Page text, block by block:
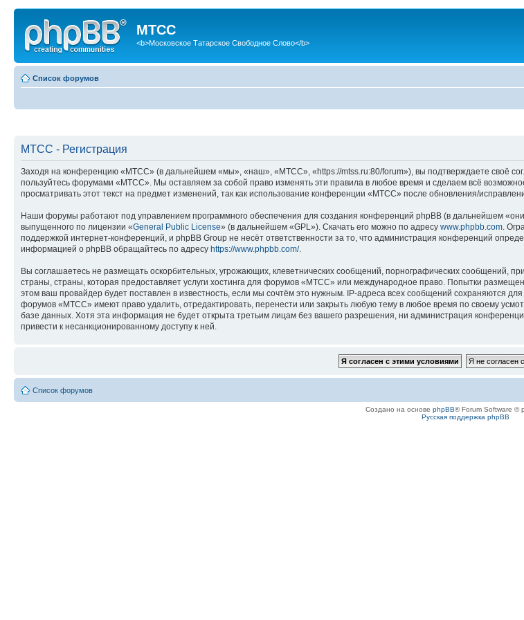
МТСС
<b>Московское Татарское Свободное Слово</b>
Список форумов
МТСС - Регистрация
Заходя на конференцию «МТСС» (в дальнейшем «мы», «наш», «МТСС», «https://mtss.ru:80/forum»), вы подтверждаете своё
пользуйтесь форумами «МТСС». Мы оставляем за собой право изменять эти правила в любое время и сделаем всё
просматривать этот текст на предмет изменений, так как использование конференции «МТСС» после обновления/
Наши форумы работают под управлением программного обеспечения для создания конференций phpBB (в дальнейшем
выпущенного по лицензии «General Public License» (в дальнейшем «GPL»). Скачать его можно по адресу www.phpbb.com.
поддержкой интернет-конференций, и phpBB Group не несёт ответственности за то, что администрация конференций
информацией о phpBB обращайтесь по адресу https://www.phpbb.com/.
Вы соглашаетесь не размещать оскорбительных, угрожающих, клеветнических сообщений, порнографических сообщений,
страны, страны, которая предоставляет услуги хостинга для форумов «МТСС» или международное право. Попытки
этом ваш провайдер будет поставлен в известность, если мы сочтём это нужным. IP-адреса всех сообщений сохраняются
форумов «МТСС» имеют право удалить, отредактировать, перенести или закрыть любую тему в любое время по своему
базе данных. Хотя эта информация не будет открыта третьим лицам без вашего разрешения, ни администрация
привести к несанкционированному доступу к ней.
Список форумов
Создано на основе phpBB® Forum Software ©
Русская поддержка phpBB